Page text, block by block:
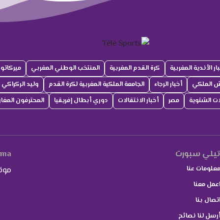
الأندية المغربية كرة القدم المغربية المنتخب الوطني المغربي
ميركاتو
الملكي
أخبار الرجاء الجامعة الملكية المغربية لكرة القدم
وليد الركراكي
الشتوية
مصر أخبار الانتقالات دوري أبطال إفريقيا المحترفون
سبورت
عنا
معنا
بنا
لنا نصائح